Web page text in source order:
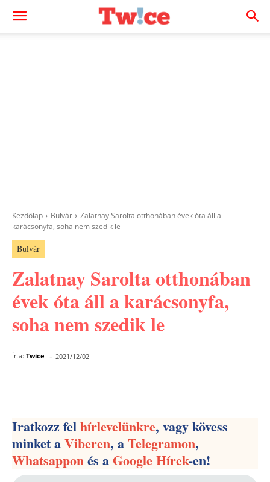
Kezdőlap Bulvár
Zalatnay Sarolta otthonában évek óta áll a
karácsonyfa, soha nem szedik le
Bulvár
Zalatnay Sarolta otthonában
évek óta áll a karácsonyfa,
soha nem szedik le
Írta: Twice - 2021/12/02
Iratkozz felhírlevelünkre, vagy kövess
minket aViberen, aTelegramon,
Whatsapponés aGoogle Hírek-en!